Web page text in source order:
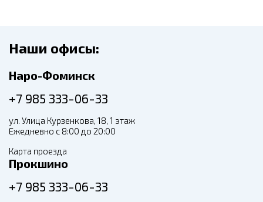
Наши офисы:
Наро-Фоминск
+7 985 333-06-33
ул. Улица Курзенкова, 18, 1 этаж
Ежедневно с 8:00 до 20:00
Карта проезда
Прокшино
+7 985 333-06-33